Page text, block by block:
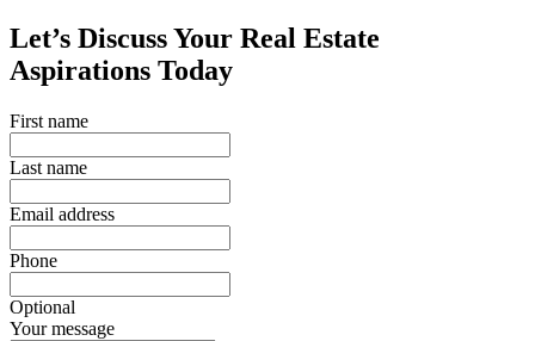
Let’s Discuss Your Real Estate
Aspirations Today
First name
Last name
Email address
Phone
Optional
Your message